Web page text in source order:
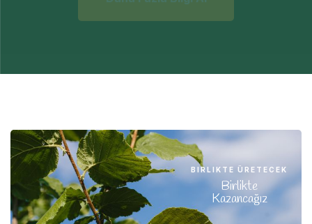
Daha Fazla Bilgi Al
BIRLIKTE ÜRETECEK
Birlikte
Kazancağız